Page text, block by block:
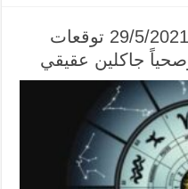
أبراج السبت” حظك اليوم 29/5/2021 توقعات
جاكلين عقيقي